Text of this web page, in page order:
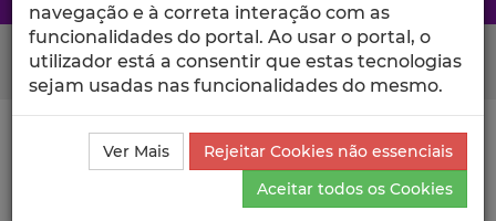
Search Button
Ciência_Iscte Autores
J.M. Vilas-Boas da Silva
Outras Atividades
J.M. Vilas-Boas da Silva
navegação e à correta interação com as
funcionalidades do portal. Ao usar o portal, o
utilizador está a consentir que estas tecnologias
sejam usadas nas funcionalidades do mesmo.
Ver Mais
Rejeitar Cookies não essenciais
Aceitar todos os Cookies